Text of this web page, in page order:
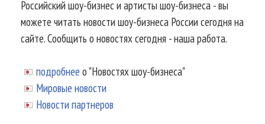
Российский шоу-бизнес и артисты шоу-бизнеса - вы
можете читать новости шоу-бизнеса России сегодня на
сайте. Сообщить о новостях сегодня - наша работа.
подробнее о "Новостях шоу-бизнеса"
Мировые новости
Новости партнеров